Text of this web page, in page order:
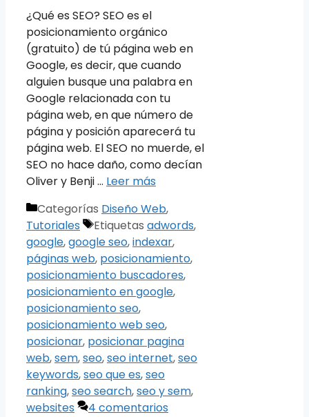
¿Qué es SEO? SEO es el
posicionamiento orgánico
(gratuito) de tú página web en
Google, es decir, que cuando
alguien busque una palabra en
Google relacionada con tu
página web, en que número de
página y posición aparecerá tu
página web. El SEO no muerde, el
SEO no hace daño, como decían
Oliver y Benji … Leer más
Categorías Diseño Web,
Tutoriales
Etiquetas adwords,
google,google seo,indexar,
páginas web, posicionamiento,
posicionamiento buscadores,
posicionamiento en google,
posicionamiento seo,
posicionamiento web seo,
posicionar, posicionar pagina
web,sem,seo,seo internet,seo
keywords,seo que es,seo
ranking,seo search,seo y sem,
websites
4 comentarios